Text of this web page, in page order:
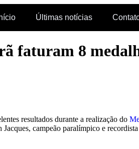
Últimas notícias
faturam 8
resultados durante a realização do
Jacques, campeão paralímpico e